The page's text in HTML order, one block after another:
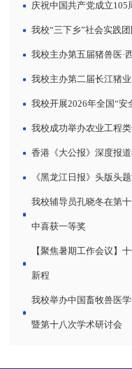
庆祝中国共产党成立105
我校“三下乡”社会实践
我校主办第五届猪兽医·
我校主办第二届长江猪
我校开展2026年全国“安
我校成功举办农业工程
香港《大公报》深度报
《黑龙江日报》头版头
我校辅导员孔晓冬在第
中喜获一等奖
【聚焦暑期工作会议】
新程
我校举办中国畜牧兽医
暨第十八次学术研讨会